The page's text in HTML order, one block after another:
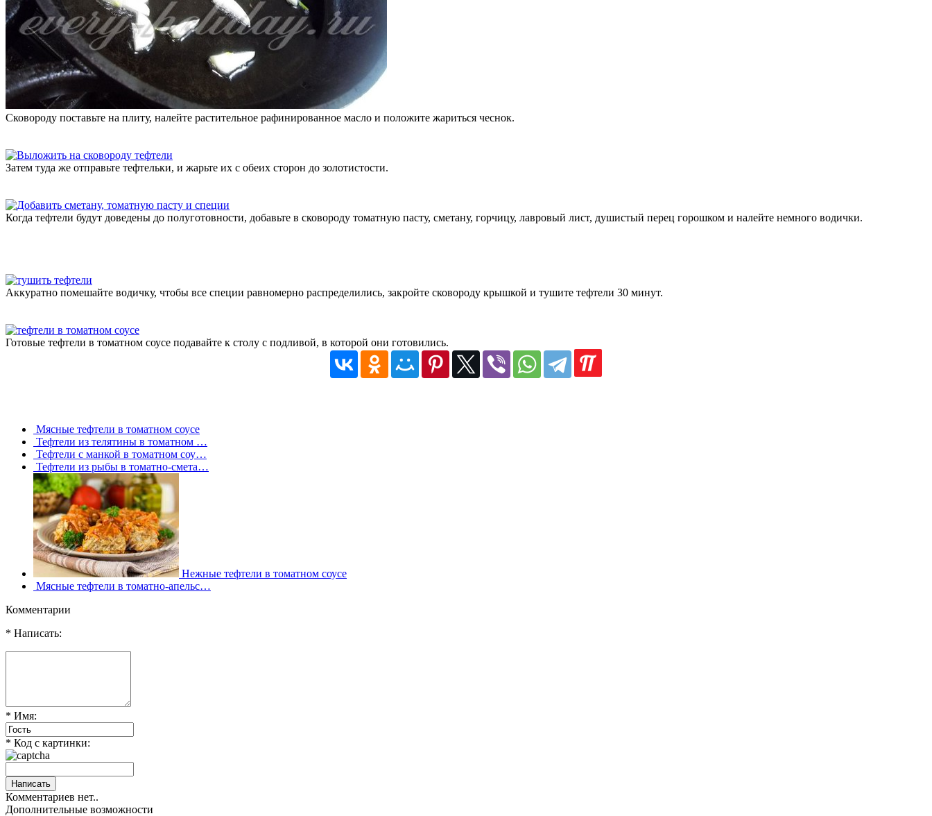
Сковороду поставьте на плиту, налейте растительное рафинированное масло и положите жариться чеснок.
Затем туда же отправьте тефтельки, и жарьте их с обеих сторон до золотистости.
Когда тефтели будут доведены до полуготовности, добавьте в сковороду томатную пасту, сметану, горчицу, лавровый лист, душистый перец горошком и налейте немного водички.
Аккуратно помешайте водичку, чтобы все специи равномерно распределились, закройте сковороду крышкой и тушите тефтели 30 минут.
Готовые тефтели в томатном соусе подавайте к столу с подливой, в которой они готовились.
Мясные тефтели в томатном соусе
Тефтели из телятины в томатном …
Тефтели с манкой в томатном соу…
Тефтели из рыбы в томатно-смета…
Нежные тефтели в томатном соусе
Мясные тефтели в томатно-апельс…
Комментарии
* Написать:
* Имя:
* Код с картинки:
Комментариев нет..
Дополнительные возможности